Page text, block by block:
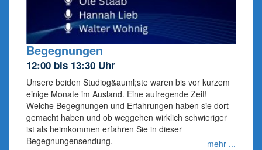
Begegnungen
12:00 bis 13:30 Uhr
Unsere beiden Studiog&auml;ste waren bis vor kurzem
einige Monate im Ausland. Eine aufregende Zeit!
Welche Begegnungen und Erfahrungen haben sie dort
gemacht haben und ob weggehen wirklich schwieriger
ist als heimkommen erfahren Sie in dieser
Begegnungensendung.
mehr ...